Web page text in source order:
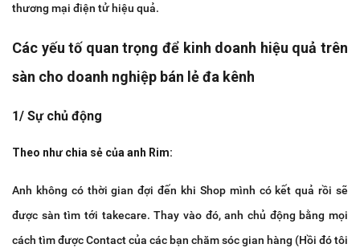
thương mại điện tử hiệu quả.
Các yếu tố quan trọng để kinh doanh hiệu quả trên
sàn cho doanh nghiệp bán lẻ đa kênh
1/ Sự chủ động
Theo như chia sẻ của anh Rim:
Anh không có thời gian đợi đến khi Shop mình có kết quả rồi sẽ
được sàn tìm tới takecare. Thay vào đó, anh chủ động bằng mọi
cách tìm được Contact của các bạn chăm sóc gian hàng (Hồi đó tôi